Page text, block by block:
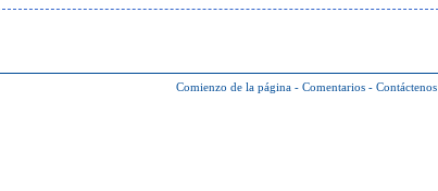
Comienzo de la página - Comentarios - Contáctenos